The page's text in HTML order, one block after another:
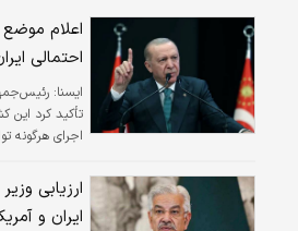
اعلام موضع
احتمالی
ايسنا:
تأکید کرد این
اجرای هرگونه
ارزیابی
ایران و